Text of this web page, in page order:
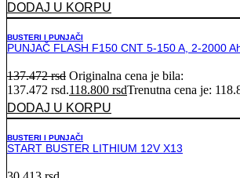
DODAJ U KORPU
BUSTERI I PUNJAČI
PUNJAČ FLASH F150 CNT 5-150 A, 2-2000
137.472rsd Originalna cena je bila:
137.472 rsd.118.800 rsdTrenutna cena je:
DODAJ U KORPU
BUSTERI I PUNJAČI
START BUSTER LITHIUM 12V X13